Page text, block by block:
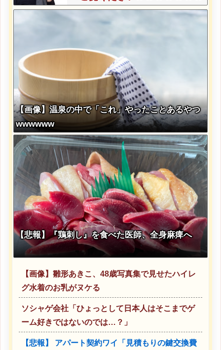
【画像】温泉の中で「これ」やったことあるやつ
wwwwww
【悲報】『鶏刺し』を食べた医師、全身麻痺へ
【画像】雛形あきこ、48歳写真集で見せたハイレ
グ水着のお乳がヌケる
ソシャゲ会社「ひょっとして日本人はそこまでゲ
ーム好きではないのでは…？」
【悲報】 アパート契約ワイ「見積もりの鍵交換費